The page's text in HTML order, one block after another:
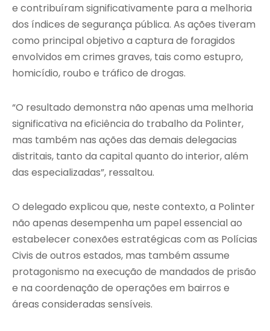
e contribuíram significativamente para a melhoria
dos índices de segurança pública. As ações tiveram
como principal objetivo a captura de foragidos
envolvidos em crimes graves, tais como estupro,
homicídio, roubo e tráfico de drogas.
“O resultado demonstra não apenas uma melhoria
significativa na eficiência do trabalho da Polinter,
mas também nas ações das demais delegacias
distritais, tanto da capital quanto do interior, além
das especializadas”, ressaltou.
O delegado explicou que, neste contexto, a Polinter
não apenas desempenha um papel essencial ao
estabelecer conexões estratégicas com as Polícias
Civis de outros estados, mas também assume
protagonismo na execução de mandados de prisão
e na coordenação de operações em bairros e
áreas consideradas sensíveis.